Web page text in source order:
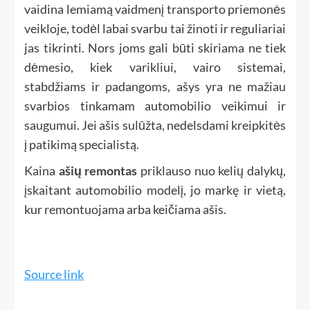
vaidina lemiamą vaidmenį transporto priemonės
veikloje, todėl labai svarbu tai žinoti ir reguliariai
jas tikrinti. Nors joms gali būti skiriama ne tiek
dėmesio, kiek varikliui, vairo sistemai,
stabdžiams ir padangoms, ašys yra ne mažiau
svarbios tinkamam automobilio veikimui ir
saugumui. Jei ašis sulūžta, nedelsdami kreipkitės
į patikimą specialistą.
Kaina ašių remontas priklauso nuo kelių dalykų,
įskaitant automobilio modelį, jo markę ir vietą,
kur remontuojama arba keičiama ašis.
Source link